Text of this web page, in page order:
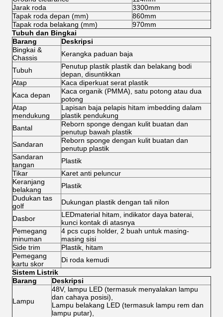
Jarak roda
3300mm
Tapak roda depan (mm)
860mm
Tapak roda belakang (mm)
970mm
Tubuh dan Bingkai
Barang
Deskripsi
Bingkai &
Chassis
Kerangka paduan baja
Tubuh
Penutup plastik plastik dan belakang bodi
depan, disuntikkan
Atap
Kaca diperkuat serat plastik
Kaca depan
Kaca organik (PMMA), satu potong atau dua
potong
Atap
mendukung
Lapisan baja pelapis hitam imbedding dalam
plastik pendukung
Bantal
Reborn sponge dengan kulit buatan dan
penutup bawah plastik
Sandaran
Reborn sponge dengan kulit buatan dan
penutup plastik
Sandaran
tangan
Plastik
Tikar
Karet anti peluncur
Keranjang
belakang
Plastik
Dudukan tas
golf
Dukungan plastik dengan tali nilon
Dasbor
LEDmaterial hitam, indikator daya baterai,
kunci kontak di atasnya
Pemegang
minuman
4 pcs cups holder, 2 buah untuk masing-
masing sisi
Side trim
Plastik, hitam
Pemegang
kartu skor
Di roda kemudi
Sistem Listrik
Barang
Deskripsi
Lampu
48V, lampu LED (termasuk menyalakan lampu
dan cahaya posisi),
Lampu belakang LED (termasuk lampu rem dan
lampu putar),